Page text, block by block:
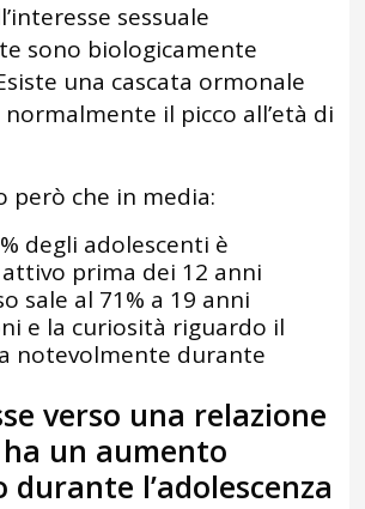
sessuale
sono biologicamente
una cascata ormonale
il picco all’età di
però che in media:
degli adolescenti è
prima dei 12 anni
sale al 71% a 19 anni
e la curiosità riguardo il
notevolmente durante
verso una relazione
un aumento
l’adolescenza